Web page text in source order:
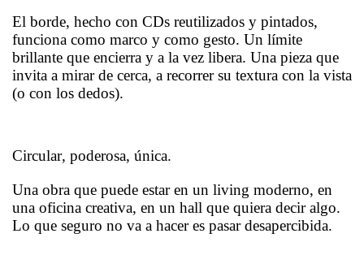
El borde, hecho con CDs reutilizados y pintados,
funciona como marco y como gesto. Un límite
brillante que encierra y a la vez libera. Una pieza que
invita a mirar de cerca, a recorrer su textura con la vista
(o con los dedos).
Circular, poderosa, única.
Una obra que puede estar en un living moderno, en
una oficina creativa, en un hall que quiera decir algo.
Lo que seguro no va a hacer es pasar desapercibida.